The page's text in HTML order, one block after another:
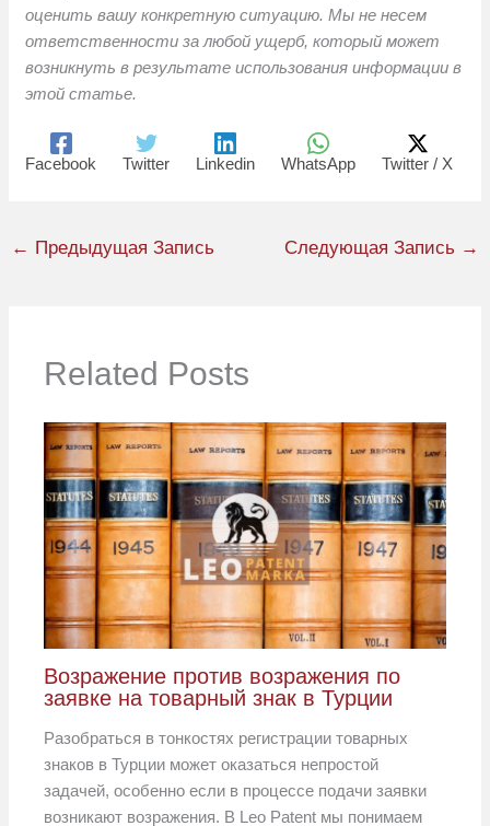
оценить вашу конкретную ситуацию. Мы не несем
ответственности за любой ущерб, который может
возникнуть в результате использования информации в
этой статье.
Facebook Twitter Linkedin WhatsApp Twitter / X
← Предыдущая Запись Следующая Запись →
Related Posts
Возражение против возражения по
заявке на товарный знак в Турции
Разобраться в тонкостях регистрации товарных
знаков в Турции может оказаться непростой
задачей, особенно если в процессе подачи заявки
возникают возражения. В Leo Patent мы понимаем